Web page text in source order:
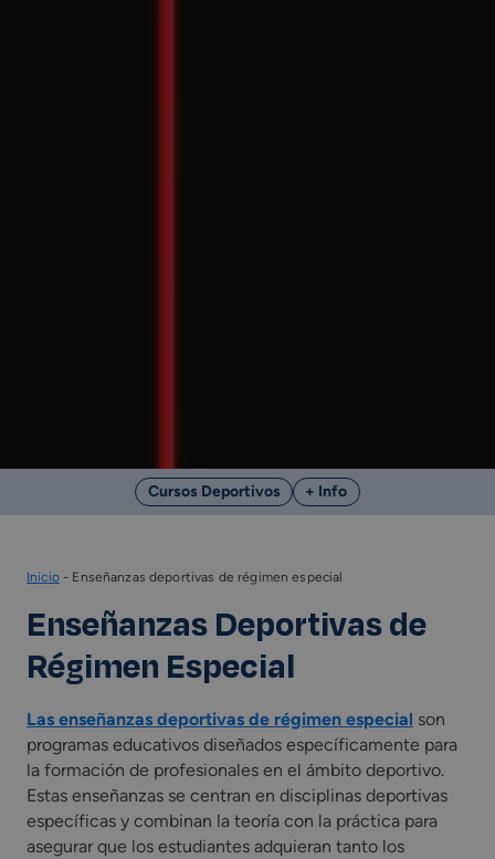
Cursos Deportivos + Info
Inicio- Enseñanzas deportivas de régimen especial
Enseñanzas Deportivas de
Régimen Especial
Las enseñanzas deportivas de régimen especial son
programas educativos diseñados específicamente para
la formación de profesionales en el ámbito deportivo.
Estas enseñanzas se centran en disciplinas deportivas
específicas y combinan la teoría con la práctica para
asegurar que los estudiantes adquieran tanto los